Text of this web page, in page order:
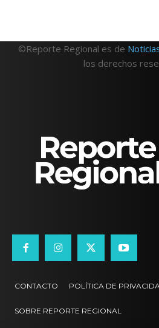
©Reporte Regional es de
los derechos
CONTACTO POLÍTICA DE
SOBRE REPORTE REGIONAL